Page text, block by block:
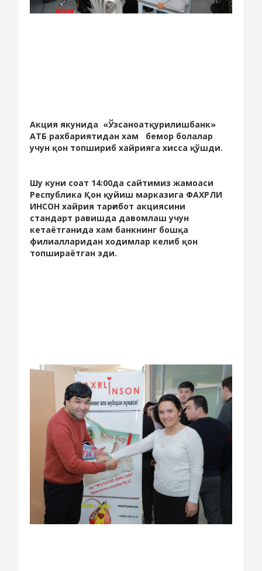
Акция якунида «Ўзсаноатқурилишбанк»
АТБ рахбариятидан хам бемор болалар
учун қон топшириб хайрияга хисса қўшди.
Шу куни соат 14:00да сайтимиз жамоаси
Республика Қон қуйиш марказига ФАХРЛИ
ИНСОН хайрия тарғибот акциясини
стандарт равишда давомлаш учун
кетаётганида хам банкнинг бошқа
филиалларидан ходимлар келиб қон
топшираётган эди.